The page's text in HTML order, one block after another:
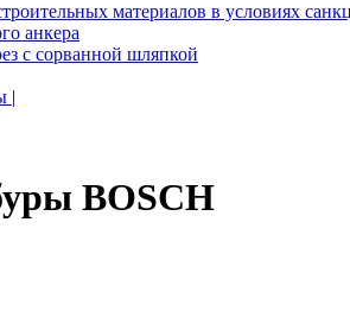
материалов в условиях
анкера
с сорванной шляпкой
|
BOSCH